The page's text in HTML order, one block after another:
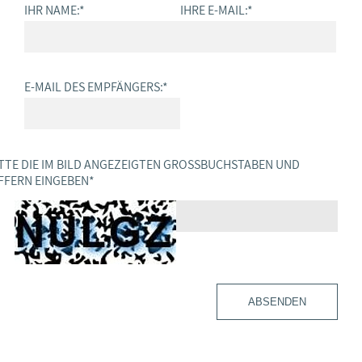
IHR NAME:* IHRE E-MAIL:*
E-MAIL DES EMPFÄNGERS:*
DIE IM BILD ANGEZEIGTEN GROSSBUCHSTABEN UND Z
EINGEBEN *
ABSENDEN